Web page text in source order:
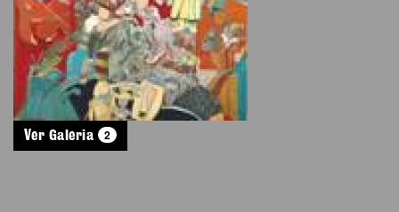
Ver Galeria 2